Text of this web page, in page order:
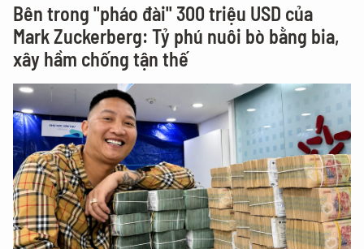
Bên trong "pháo đài" 300 triệu USD của
Mark Zuckerberg: Tỷ phú nuôi bò bằng bia,
xây hầm chống tận thế